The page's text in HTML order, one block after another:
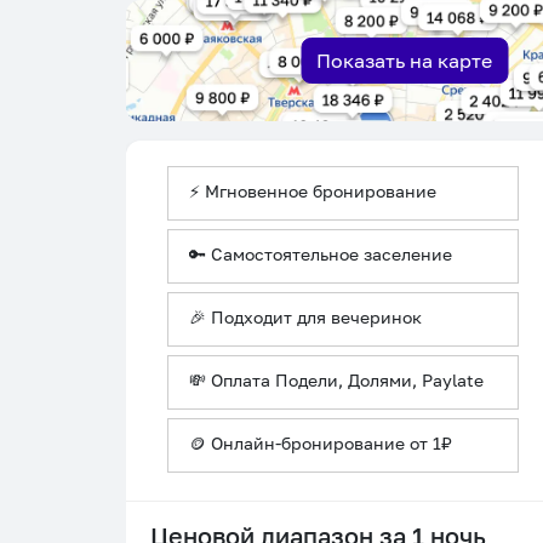
Показать на карте
⚡ Мгновенное бронирование
🔑 Самостоятельное заселение
🎉 Подходит для вечеринок
💸 Оплата Подели, Долями, Paylate
🪙 Онлайн-бронирование от 1₽
Ценовой диапазон за 1 ночь